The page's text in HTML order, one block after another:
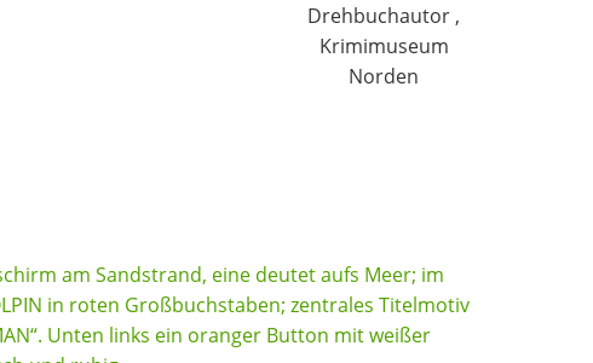
Drehbuchautor ,
Krimimuseum
Norden